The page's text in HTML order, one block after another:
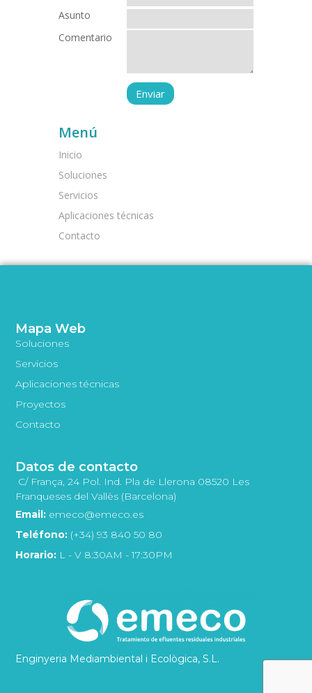
Asunto
Comentario
Menú
Inicio
Soluciones
Servicios
Aplicaciones técnicas
Contacto
Enginyeria Mediambiental i Ecològica, S.L.
Mapa Web
Soluciones
Servicios
Aplicaciones técnicas
Proyectos
Contacto
Datos de contacto
C/ França, 24 Pol. Ind. Pla de Llerona 08520 Les
Franqueses del Vallès (Barcelona)
Email: emeco@emeco.es
Teléfono: (+34) 93 840 50 80
Horario: L - V 8:30AM - 17:30PM